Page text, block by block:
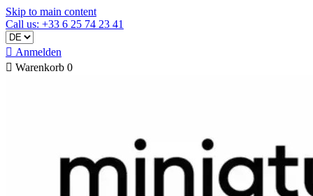
Skip to main content
Call us: +33 6 25 74 23 41
 Anmelden
 Warenkorb 0